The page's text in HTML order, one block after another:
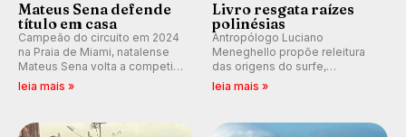
Mateus Sena defende
título em casa
Campeão do circuito em 2024
na Praia de Miami, natalense
Mateus Sena volta a competir
em casa em busca de manter a
hegemonia potiguar em etapa
leia mais »
Livro resgata raízes
polinésias
Antropólogo Luciano
Meneghello propõe releitura
das origens do surfe,
resgatando a cultura polinésia
e questionando a visão
prática em esporte e indústria.
leia mais »